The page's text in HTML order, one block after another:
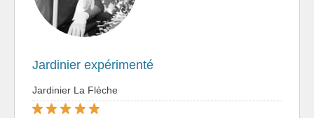
Jardinier expérimenté
Jardinier La Flèche